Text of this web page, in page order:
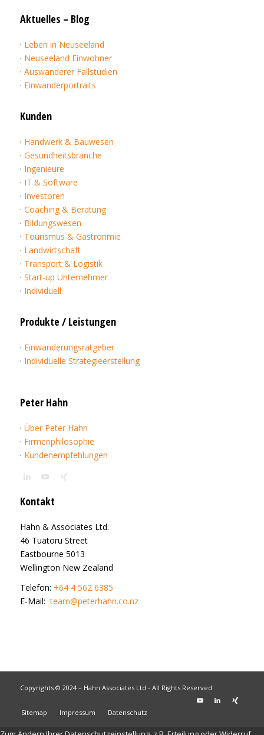
Aktuelles – Blog
· Leben in Neuseeland
· Neuseeland Einwohner
· Auswanderer Fallstudien
· Einwanderportraits
Kunden
· Handwerk & Bauwesen
· Gesundheitsbranche
· Ingenieure
· IT & Software
· Investoren
· Coaching & Beratung
· Bildungswesen
· Tourismus & Gastronmie
· Landwirtschaft
· Transport & Logistik
· Start-up Unternehmer
· Individuell
Produkte / Leistungen
· Einwanderungsratgeber
· Individuelle Strategieerstellung
Peter Hahn
· Über Peter Hahn
· Firmenphilosophie
· Kundenempfehlungen
Kontakt
Hahn & Associates Ltd.
46 Tuatoru Street
Eastbourne 5013
Wellington New Zealand
Telefon: +64 4 562 6385
E-Mail: team@peterhahn.co.nz
Copyrights © 2024 – Hahn Associates Ltd - All Rights Reserved
Sitemap Impressum Datenschutz